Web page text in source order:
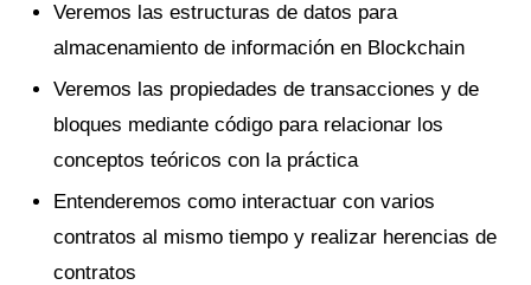
Veremos las estructuras de datos para
almacenamiento de información en Blockchain
Veremos las propiedades de transacciones y de
bloques mediante código para relacionar los
conceptos teóricos con la práctica
Entenderemos como interactuar con varios
contratos al mismo tiempo y realizar herencias de
contratos